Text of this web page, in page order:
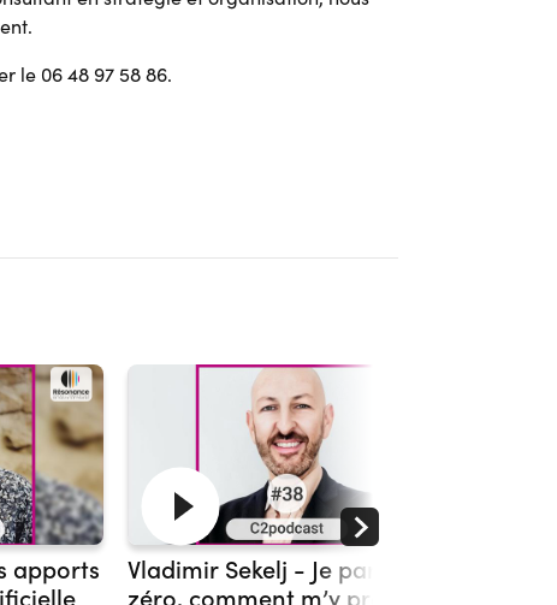
le 06 48 97 58 86.
apports
Vladimir Sekelj - Je pars de
zéro, comment m’y prendre